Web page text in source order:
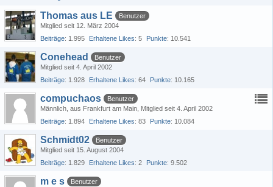
Thomas aus LE
Benutzer
Mitglied seit 12. März 2004
Beiträge 1.995 Erhaltene Likes 5 Punkte 10.541
Conehead
Benutzer
Mitglied seit 4. April 2002
Beiträge 1.928 Erhaltene Likes 64 Punkte 10.165
compuchaos
Benutzer
Männlich aus Frankfurt am Main Mitglied seit 4. April 2002
Beiträge 1.894 Erhaltene Likes 83 Punkte 10.084
Schmidt02
Benutzer
Mitglied seit 15. August 2004
Beiträge 1.829 Erhaltene Likes 2 Punkte 9.502
m e s
Benutzer